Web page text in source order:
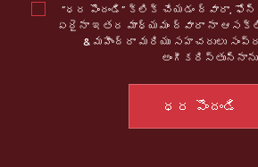
“ధర పొందండి” క్లిక్ చేయడం ద్వారా, ఫోన్
ఏదైనా ఇతర మాధ్యమం ద్వారా నా
& మహీంద్రా మరియు సహచరులు